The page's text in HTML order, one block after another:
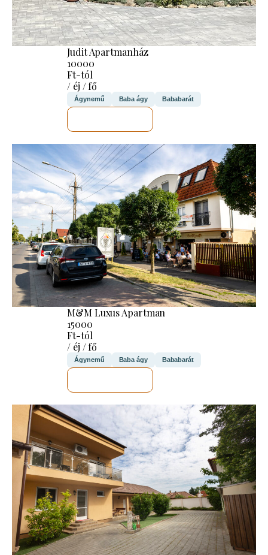
Judit Apartmanház
10000
Ft-tól
/ éj / fő
Ágynemű Baba ágy Bababarát
M&M Luxus Apartman
15000
Ft-tól
/ éj / fő
Ágynemű Baba ágy Bababarát